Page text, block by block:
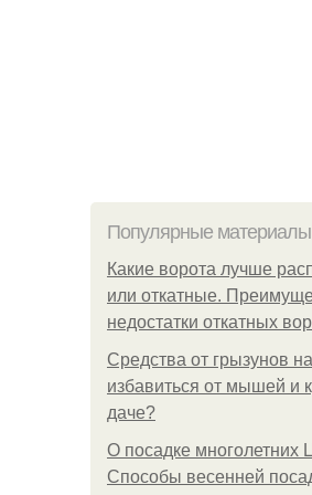
Популярные материалы
Какие ворота лучше
или откатные.
недостатки откатных
Средства от грызунов
избавиться от мышей и
даче?
О посадке многолетних
Способы весенней